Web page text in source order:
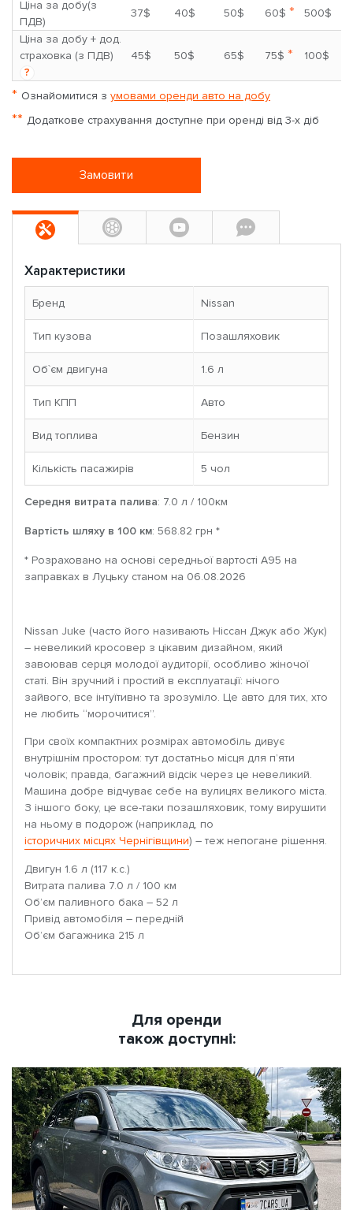
Ціна за добу(з
ПДВ)
37$ 40$ 50$ 60$ *
500$
Ціна за добу + дод.
страховка (з ПДВ)
?
45$ 50$ 65$ 75$ * 100$
* Ознайомитися з умовами оренди авто на добу
** Додаткове страхування доступне при оренді від 3-х діб
Замовити
Характеристики
Бренд Nissan
Тип кузова Позашляховик
Об`єм двигуна 1.6 л
Тип КПП Авто
Вид топлива Бензин
Кількість пасажирів 5 чoл
Середня витрата палива: 7.0 л / 100км
Вартість шляху в 100 км: 568.82 грн *
* Розраховано на основі середньої вартості A95 на
заправках в Луцьку станом на 06.08.2026
Nissan Juke (часто його називають Ніссан Джук або Жук)
– невеликий кросовер з цікавим дизайном, який
завоював серця молодої аудиторії, особливо жіночої
статі. Він зручний і простий в експлуатації: нічого
зайвого, все інтуїтивно та зрозуміло. Це авто для тих, хто
не любить “морочитися”.
При своїх компактних розмірах автомобіль дивує
внутрішнім простором: тут достатньо місця для п’яти
чоловік; правда, багажний відсік через це невеликий.
Машина добре відчуває себе на вулицях великого міста.
З іншого боку, це все-таки позашляховик, тому вирушити
на ньому в подорож (наприклад, по
історичних місцях Чернігівщини) – теж непогане рішення.
Двигун 1.6 л (117 к.с.)
Витрата палива 7.0 л / 100 км
Об’єм паливного бака – 52 л
Привід автомобіля – передній
Об’єм багажника 215 л
Для оренди
також доступні: